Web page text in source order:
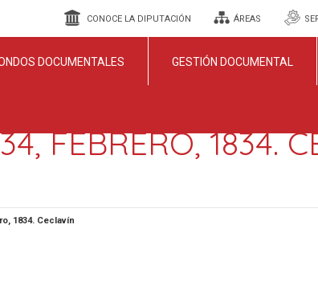
CONOCE LA DIPUTACIÓN ÁREAS
DOCUMENTALES GESTIÓN DOCUMENTAL
FEBRERO, 1834.
1834. Ceclavín